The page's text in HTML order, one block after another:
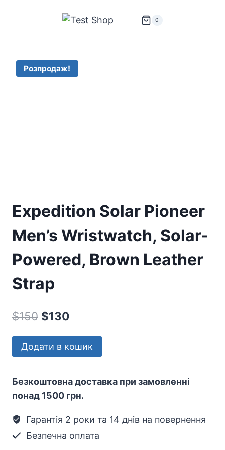
0
Розпродаж!
Expedition Solar Pioneer
Men’s Wristwatch, Solar-
Powered, Brown Leather
Strap
$150 Оригінальна
ціна:
$150.
$130Поточна
ціна:
$130.
Expedition
Solar
Men’s
Wristwatch,
Solar-
Powered,
Brown
Додати в кошик
Безкоштовна доставка при замовленні
понад 1500 грн.
Гарантія 2 роки та 14 днів на повернення
Безпечна оплата